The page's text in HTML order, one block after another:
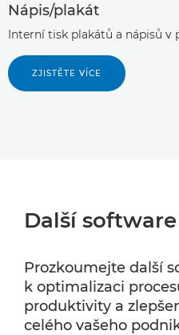
Nápis/plakát
Interní tisk plakátů a nápisů v
ZJISTĚTE VÍCE
Další software
Prozkoumejte další
k optimalizaci
produktivity a
celého vašeho